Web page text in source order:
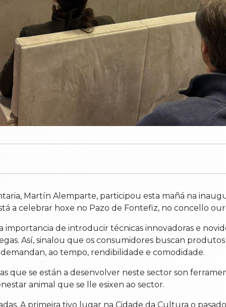
Martín Alemparte, participou esta mañá na
a celebrar hoxe no Pazo de Fontefiz, no concello
de introducir técnicas innovadoras e
Así, sinalou que os consumidores buscan
ao tempo, rendibilidade e comodidade.
que se están a desenvolver neste sector son
animal que se lle esixen ao sector.
A primeira tivo lugar na Cidade da Cultura o